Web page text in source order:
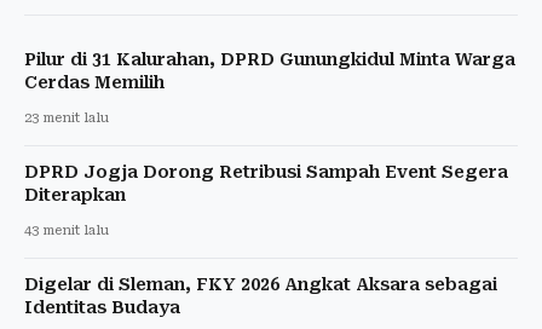
Pilur di 31 Kalurahan, DPRD Gunungkidul Minta Warga
Cerdas Memilih
23 menit lalu
DPRD Jogja Dorong Retribusi Sampah Event Segera
Diterapkan
43 menit lalu
Digelar di Sleman, FKY 2026 Angkat Aksara sebagai
Identitas Budaya